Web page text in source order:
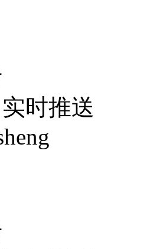
时推送